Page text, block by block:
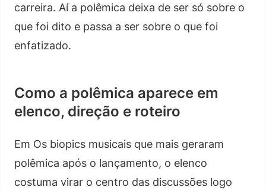
carreira. Aí a polêmica deixa de ser só sobre o
que foi dito e passa a ser sobre o que foi
enfatizado.
Como a polêmica aparece em
elenco, direção e roteiro
Em Os biopics musicais que mais geraram
polêmica após o lançamento, o elenco
costuma virar o centro das discussões logo